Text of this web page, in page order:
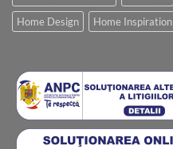
Home Design
Home Inspiration